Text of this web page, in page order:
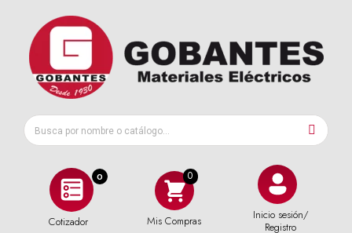
0
Cotizador Mis Compras
Inicio sesión/
Registro